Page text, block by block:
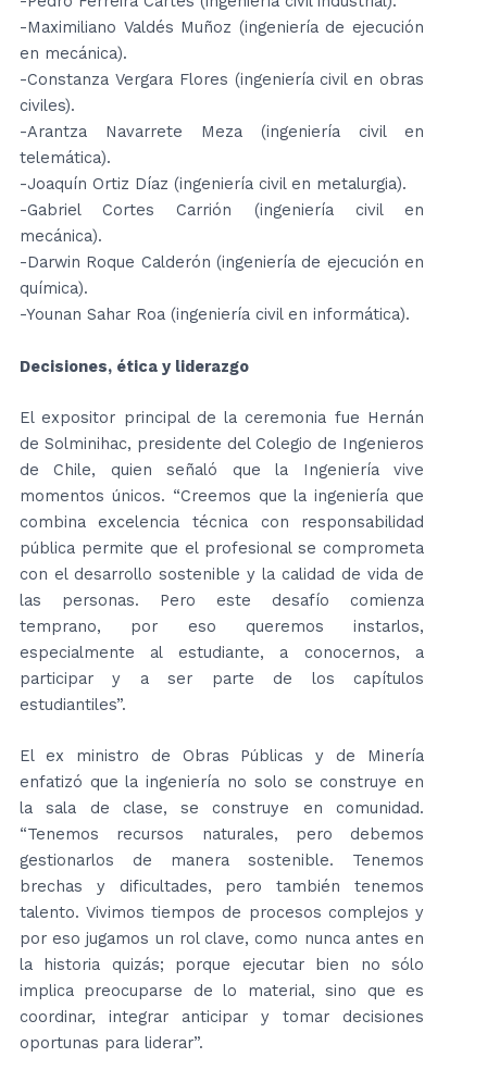
-Maximiliano Valdés Muñoz (ingeniería de ejecución
en mecánica).
-Constanza Vergara Flores (ingeniería civil en obras
civiles).
-Arantza Navarrete Meza (ingeniería civil en
telemática).
-Joaquín Ortiz Díaz (ingeniería civil en metalurgia).
-Gabriel Cortes Carrión (ingeniería civil en
mecánica).
-Darwin Roque Calderón (ingeniería de ejecución en
química).
-Younan Sahar Roa (ingeniería civil en informática).
Decisiones, ética y liderazgo
El expositor principal de la ceremonia fue Hernán
de Solminihac, presidente del Colegio de Ingenieros
de Chile, quien señaló que la Ingeniería vive
momentos únicos. “Creemos que la ingeniería que
combina excelencia técnica con responsabilidad
pública permite que el profesional se comprometa
con el desarrollo sostenible y la calidad de vida de
las personas. Pero este desafío comienza
temprano, por eso queremos instarlos,
especialmente al estudiante, a conocernos, a
participar y a ser parte de los capítulos
estudiantiles”.
El ex ministro de Obras Públicas y de Minería
enfatizó que la ingeniería no solo se construye en
la sala de clase, se construye en comunidad.
“Tenemos recursos naturales, pero debemos
gestionarlos de manera sostenible. Tenemos
brechas y dificultades, pero también tenemos
talento. Vivimos tiempos de procesos complejos y
por eso jugamos un rol clave, como nunca antes en
la historia quizás; porque ejecutar bien no sólo
implica preocuparse de lo material, sino que es
coordinar, integrar anticipar y tomar decisiones
oportunas para liderar”.